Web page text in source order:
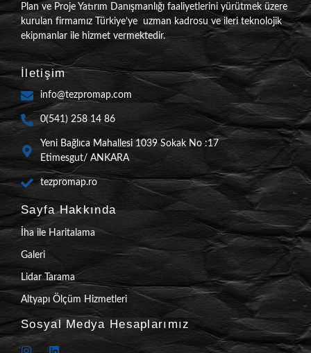
Plan ve Proje Yatırım Danışmanlığı faaliyetlerini yürütmek üzere
kurulan firmamız Türkiye’ye uzman kadrosu ve ileri teknolojik
ekipmanlar ile hizmet vermektedir.
İletişim
info@tezpromap.com
0(541) 258 14 86
Yeni Bağlıca Mahallesi 1039 Sokak No :17
Etimesgut/ ANKARA
tezpromap.ro
Sayfa Hakkında
İha ile Haritalama
Galeri
Lidar Tarama
Altyapı Ölçüm Hizmetleri
Sosyal Medya Hesaplarımız